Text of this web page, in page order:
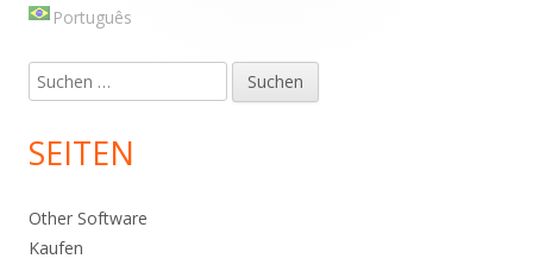
Português
Suche
nach:
SEITEN
Other Software
Kaufen